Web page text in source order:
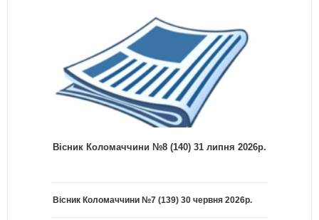
Вісник Коломаччини №8 (140) 31 липня 2026р.
Вісник Коломаччини №7 (139) 30 червня 2026р.